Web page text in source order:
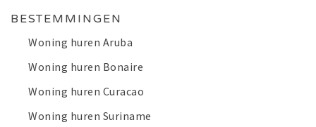
BESTEMMINGEN
Woning huren Aruba
Woning huren Bonaire
Woning huren Curacao
Woning huren Suriname